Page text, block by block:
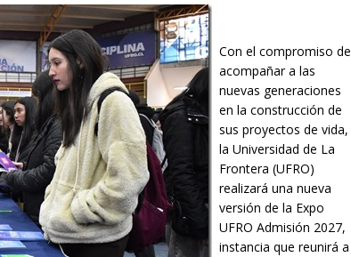
Con el compromiso de
acompañar a las
nuevas generaciones
en la construcción de
sus proyectos de vida,
la Universidad de La
Frontera (UFRO)
realizará una nueva
versión de la Expo
UFRO Admisión 2027,
instancia que reunirá a